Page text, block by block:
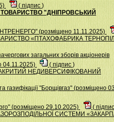
( підпис )
ТОВАРИСТВО "ДНІПРОВСЬКИЙ
(розміщено 11.11.2025)
«ПТАХОФАБРИКА
загальних зборів акціонерів
( підпис )
НЕДИВЕРСИФІКОВАНИЙ
газифiкацiї "Борщiвгаз" (розміщено
(розміщено 29.10.2025)
( підпис
СИСТЕМИ